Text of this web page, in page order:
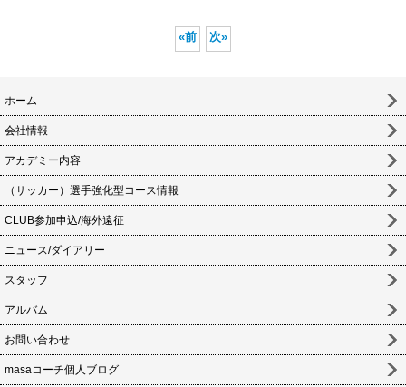
«前 次»
ホーム
会社情報
アカデミー内容
（サッカー）選手強化型コース情報
CLUB参加申込/海外遠征
ニュース/ダイアリー
スタッフ
アルバム
お問い合わせ
masaコーチ個人ブログ